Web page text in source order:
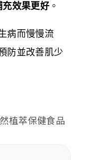
充效果更好 。
病而慢慢流
防並改善肌少
植萃保健食品